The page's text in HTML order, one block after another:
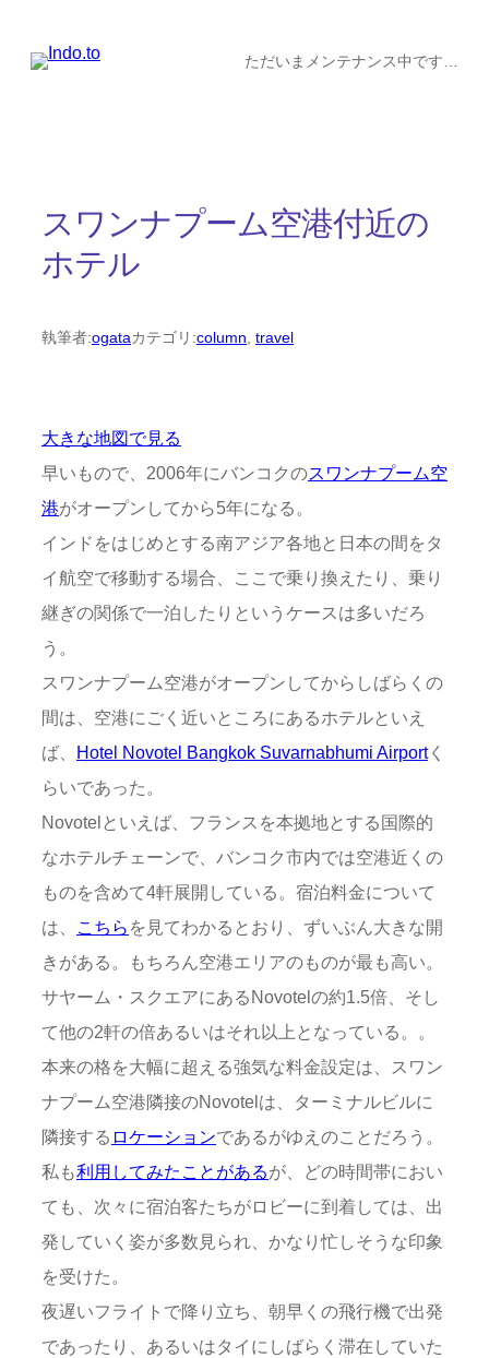
ただいまメンテナンス中です…
スワンナプーム空港付近の
ホテル
執筆者:ogataカテゴリ:column, travel
大きな地図で見る
早いもので、2006年にバンコクのスワンナプーム空
港がオープンしてから5年になる。
インドをはじめとする南アジア各地と日本の間をタ
イ航空で移動する場合、ここで乗り換えたり、乗り
継ぎの関係で一泊したりというケースは多いだろ
う。
スワンナプーム空港がオープンしてからしばらくの
間は、空港にごく近いところにあるホテルといえ
ば、 Hotel Novotel Bangkok Suvarnabhumi Airportく
らいであった。
Novotelといえば、フランスを本拠地とする国際的
なホテルチェーンで、バンコク市内では空港近くの
ものを含めて4軒展開している。宿泊料金について
は、
こちら を見てわかるとおり、ずいぶん大きな開
きがある。もちろん空港エリアのものが最も高い。
サヤーム・スクエアにあるNovotelの約1.5倍、そし
て他の2軒の倍あるいはそれ以上となっている。。
本来の格を大幅に超える強気な料金設定は、スワン
ナプーム空港隣接のNovotelは、ターミナルビルに
隣接する ロケーションであるがゆえのことだろう。
私も利用してみたことがあるが、どの時間帯におい
ても、次々に宿泊客たちがロビーに到着しては、出
発していく姿が多数見られ、かなり忙しそうな印象
を受けた。
夜遅いフライトで降り立ち、朝早くの飛行機で出発
であったり、あるいはタイにしばらく滞在していた